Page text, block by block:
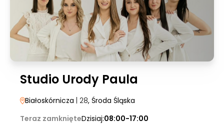
Studio Urody Paula
Białoskórnicza | 28, Środa Śląska
Teraz zamknięteDzisiaj:08:00-17:00